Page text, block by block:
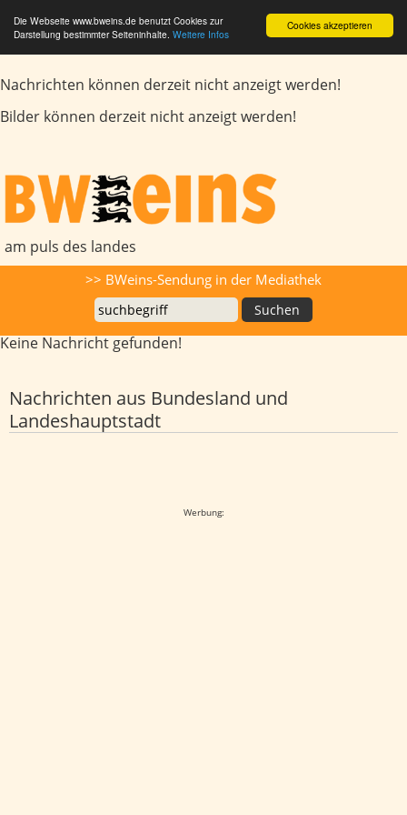
Cookies akzeptieren
Die Webseite www.bweins.de benutzt Cookies zur
Darstellung bestimmter Seiteninhalte. Weitere Infos
Nachrichten können derzeit nicht anzeigt werden!
Bilder können derzeit nicht anzeigt werden!
am puls des landes
>> BWeins-Sendung in der Mediathek
Keine Nachricht gefunden!
Nachrichten aus Bundesland und
Landeshauptstadt
Werbung: